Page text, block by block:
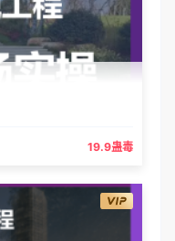
19.9蛊毒